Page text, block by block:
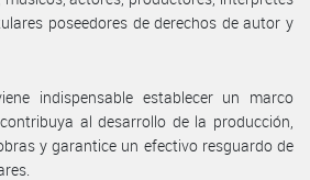
poseedores de derechos de autor y
indispensable establecer un marco
al desarrollo de la producción,
y garantice un efectivo resguardo de